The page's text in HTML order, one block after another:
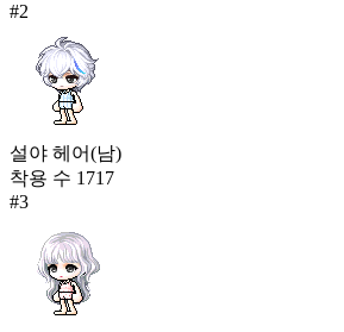
#2
설야 헤어(남)
착용 수 1717
#3